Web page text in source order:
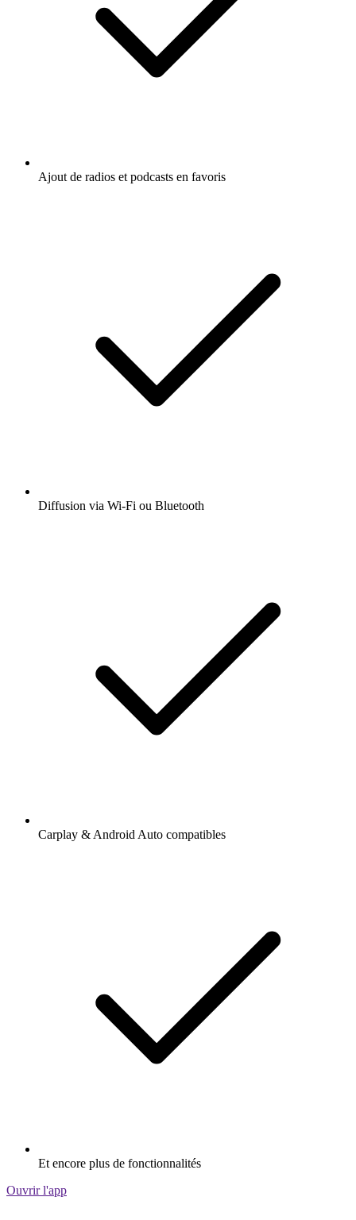
Ajout de radios et podcasts en favoris
Diffusion via Wi-Fi ou Bluetooth
Carplay & Android Auto compatibles
Et encore plus de fonctionnalités
Ouvrir l'app